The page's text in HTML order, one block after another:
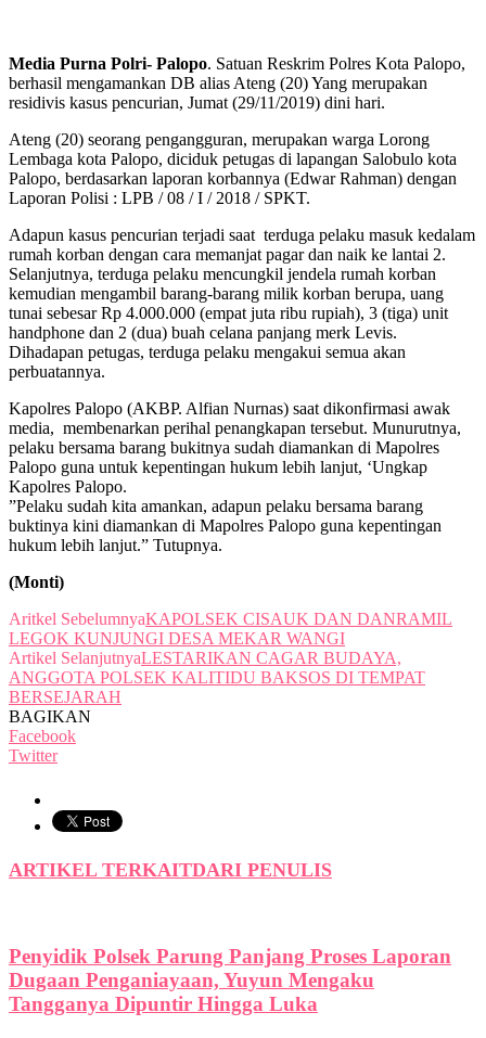
Media Purna Polri- Palopo. Satuan Reskrim Polres Kota Palopo,
berhasil mengamankan DB alias Ateng (20) Yang merupakan
residivis kasus pencurian, Jumat (29/11/2019) dini hari.
Ateng (20) seorang pengangguran, merupakan warga Lorong
Lembaga kota Palopo, diciduk petugas di lapangan Salobulo kota
Palopo, berdasarkan laporan korbannya (Edwar Rahman) dengan
Laporan Polisi : LPB / 08 / I / 2018 / SPKT.
Adapun kasus pencurian terjadi saat terduga pelaku masuk kedalam
rumah korban dengan cara memanjat pagar dan naik ke lantai 2.
Selanjutnya, terduga pelaku mencungkil jendela rumah korban
kemudian mengambil barang-barang milik korban berupa, uang
tunai sebesar Rp 4.000.000 (empat juta ribu rupiah), 3 (tiga) unit
handphone dan 2 (dua) buah celana panjang merk Levis.
Dihadapan petugas, terduga pelaku mengakui semua akan
perbuatannya.
Kapolres Palopo (AKBP. Alfian Nurnas) saat dikonfirmasi awak
media, membenarkan perihal penangkapan tersebut. Munurutnya,
pelaku bersama barang bukitnya sudah diamankan di Mapolres
Palopo guna untuk kepentingan hukum lebih lanjut, ‘Ungkap
Kapolres Palopo.
”Pelaku sudah kita amankan, adapun pelaku bersama barang
buktinya kini diamankan di Mapolres Palopo guna kepentingan
hukum lebih lanjut.” Tutupnya.
(Monti)
Aritkel SebelumnyaKAPOLSEK CISAUK DAN DANRAMIL
LEGOK KUNJUNGI DESA MEKAR WANGI
Artikel SelanjutnyaLESTARIKAN CAGAR BUDAYA,
ANGGOTA POLSEK KALITIDU BAKSOS DI TEMPAT
BERSEJARAH
BAGIKAN
Facebook
Twitter
ARTIKEL TERKAITDARI PENULIS
Penyidik Polsek Parung Panjang Proses Laporan
Dugaan Penganiayaan, Yuyun Mengaku
Tangganya Dipuntir Hingga Luka